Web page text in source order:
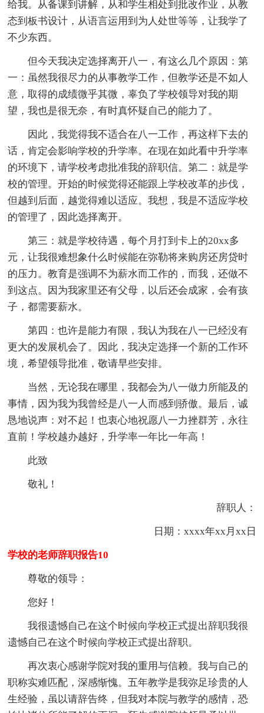
给我。从备课到讲解，从和学生相处到批改作业，从教
态到板书设计，从语言运用到为人处世等等，让我学了
不少东西。
但今天我决定选择离开八一，有这么几个原因：第
一：虽然我很尽力的从事教学工作，但教学还是不如人
意，取得的成绩微乎其微，辜负了学校领导对我的期
望，我也是很无奈，有时真怀疑自己的能力了。
因此，我觉得我不适合在八一工作，再这样下去的
话，肯定会影响学校的升学率。在现在如此看中升学率
的环境下，请学校考虑批准我的辞职信。第二：就是学
校的管理。开始的时候觉得还能跟上学校改革的步伐，
但越到后面，越觉得难以适应。我想，我是不适应学校
的管理了，因此选择离开。
第三：就是学校待遇，每个月打到卡上的20xx多
元，让我很难想象什么时候能在弥勒将来购房还房贷时
的压力。教育是强调不为薪水而工作的，而我，还做不
到这点。因为我家里还有父母，以后还会成家，会有孩
子，都需要薪水。
第四：也许是能力有限，我认为我在八一已经没有
更大的发展机会了。因此，我决定选择一个新的工作环
境，希望领导批准，敬请早些安排。
当然，无论我在哪里，我都会为八一做力所能及的
事情，因为我为我曾经是八一人而感到骄傲。最后，诚
恳地说声：对不起！也衷心地祝愿八一力挫群芳，永往
直前！学校越办越好，升学率一年比一年高！
此致
敬礼！
辞职人：
日期： xxxx年xx月xx日
学校的老师辞职报告10
尊敬的领导：
您好！
我很遗憾自己在这个时候向学校正式提出辞职我很
遗憾自己在这个时候向学校正式提出辞职。
再次衷心感谢学院对我的重用与信赖。我与自己的
职称实难匹配，深感惭愧。五年教学是我弥足珍贵的人
生经验，虽以请辞告终，但我对本院与教学的感情，恐